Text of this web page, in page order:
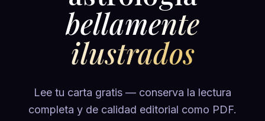
bellamente
ilustrados
Lee tu carta gratis — conserva la lectura
completa y de calidad editorial como PDF.